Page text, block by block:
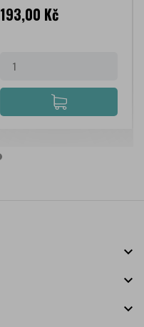
Cena
193,00 Kč


